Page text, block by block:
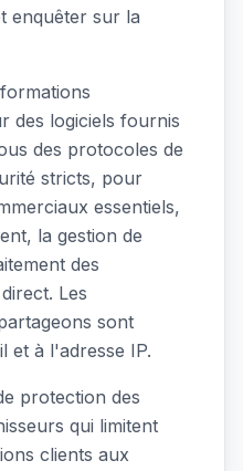
enquêter sur la
des logiciels fournis
des protocoles de
stricts, pour
essentiels,
la gestion de
des
Les
sont
et à l'adresse IP.
protection des
qui limitent
clients aux